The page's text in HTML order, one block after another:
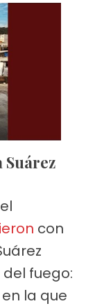
Suárez
con
del fuego:
la que